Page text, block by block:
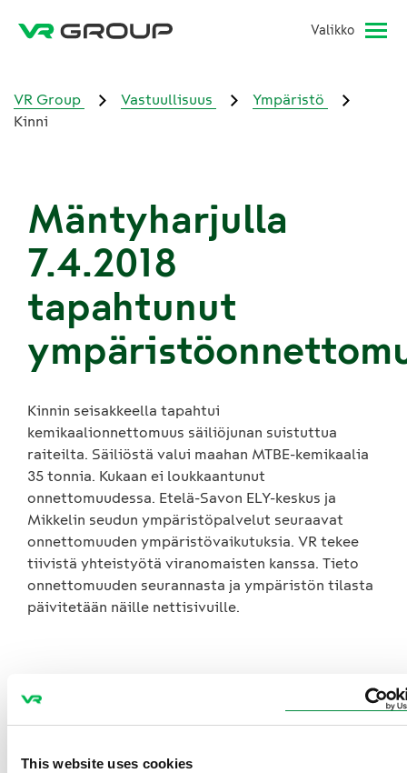
This website uses cookies
Valikko
VR Group Vastuullisuus
Ympäristö
Kinni
Mäntyharjulla
7.4.2018
tapahtunut
Kinnin seisakkeella tapahtui
kemikaalionnettomuus säiliöjunan suistuttua
raiteilta. Säiliöstä valui maahan MTBE-kemikaalia
35 tonnia. Kukaan ei loukkaantunut
onnettomuudessa. Etelä-Savon ELY-keskus ja
Mikkelin seudun ympäristöpalvelut seuraavat
onnettomuuden ympäristövaikutuksia. VR tekee
tiivistä yhteistyötä viranomaisten kanssa. Tieto
onnettomuuden seurannasta ja ympäristön tilasta
päivitetään näille nettisivuille.
Onnettomuuden
vaikutukset
lähialueeseen